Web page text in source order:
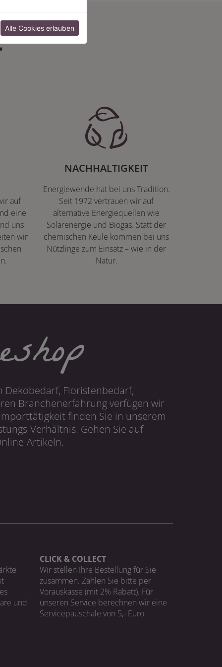
auf
eine
uns
wir
NACHHALTIGKEIT
Energiewende hat bei uns Tradition.
Seit 1972 vertrauen wir auf
alternative Energiequellen wie
Solarenergie und Biogas. Statt der
chemischen Keule kommen bei uns
Nützlinge zum Einsatz – wie in der
Natur.
Floristenbedarf,
Branchenerfahrung verfügen wir
finden Sie in unserem
Verhältnis. Gehen Sie auf
Artikeln.
und
CLICK & COLLECT
Wir stellen Ihre Bestellung für Sie
zusammen. Zahlen Sie bitte per
Vorauskasse (mit 2% Rabatt). Für
unseren Service berechnen wir eine
Servicepauschale von 5,- Euro.
Alle Cookies erlauben